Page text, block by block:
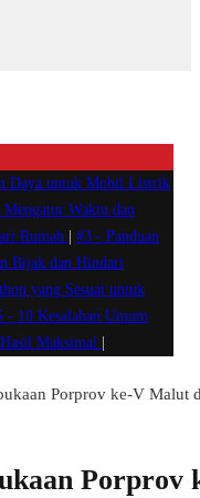
Daya untuk Mobil Listrik
Mengatur Waktu dan
Rumah
#3 - Panduan
Bijak dan Hindari
yang Sesuai untuk
- 10 Kesalahan Umum
Maksimal
Porprov ke-V Malut
Porprov